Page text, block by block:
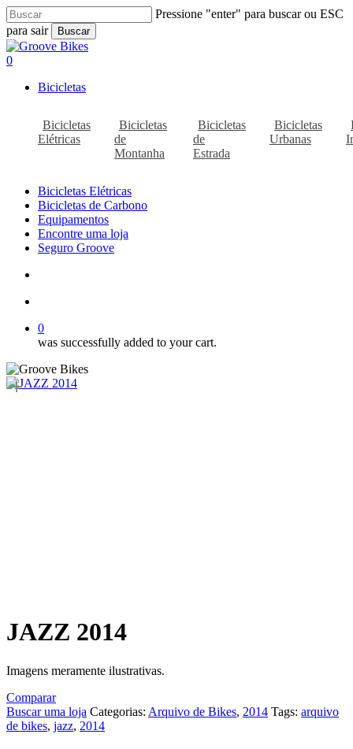
Skip
to
main
content
Pressione "enter" para buscar ou ESC
para sair
Buscar
Close
Search
Buscar..
account
0
Bicicletas
Bicicletas
Elétricas
Bicicletas
de
Montanha
Bicicletas
de
Estrada
Bicicletas
Urbanas
Bicicletas Elétricas
Bicicletas de Carbono
Equipamentos
Encontre uma loja
Seguro Groove
0
was successfully added to your cart.
JAZZ 2014
Imagens meramente ilustrativas.
Comparar
Buscar uma loja Categorias: Arquivo de Bikes, 2014 Tags: arquivo
de bikes, jazz, 2014